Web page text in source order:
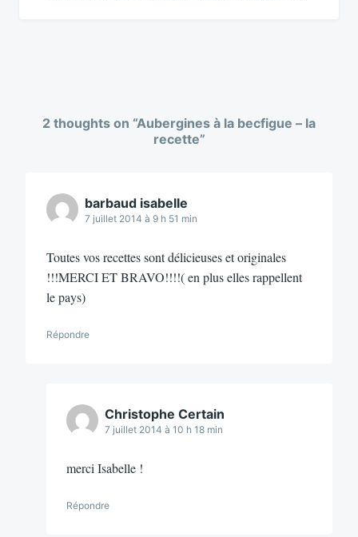
2 thoughts on “Aubergines à la becfigue – la
recette”
barbaud isabelle
7 juillet 2014 à 9 h 51 min
Toutes vos recettes sont délicieuses et originales
!!!MERCI ET BRAVO!!!!( en plus elles rappellent
le pays)
Répondre
Christophe Certain
7 juillet 2014 à 10 h 18 min
merci Isabelle !
Répondre